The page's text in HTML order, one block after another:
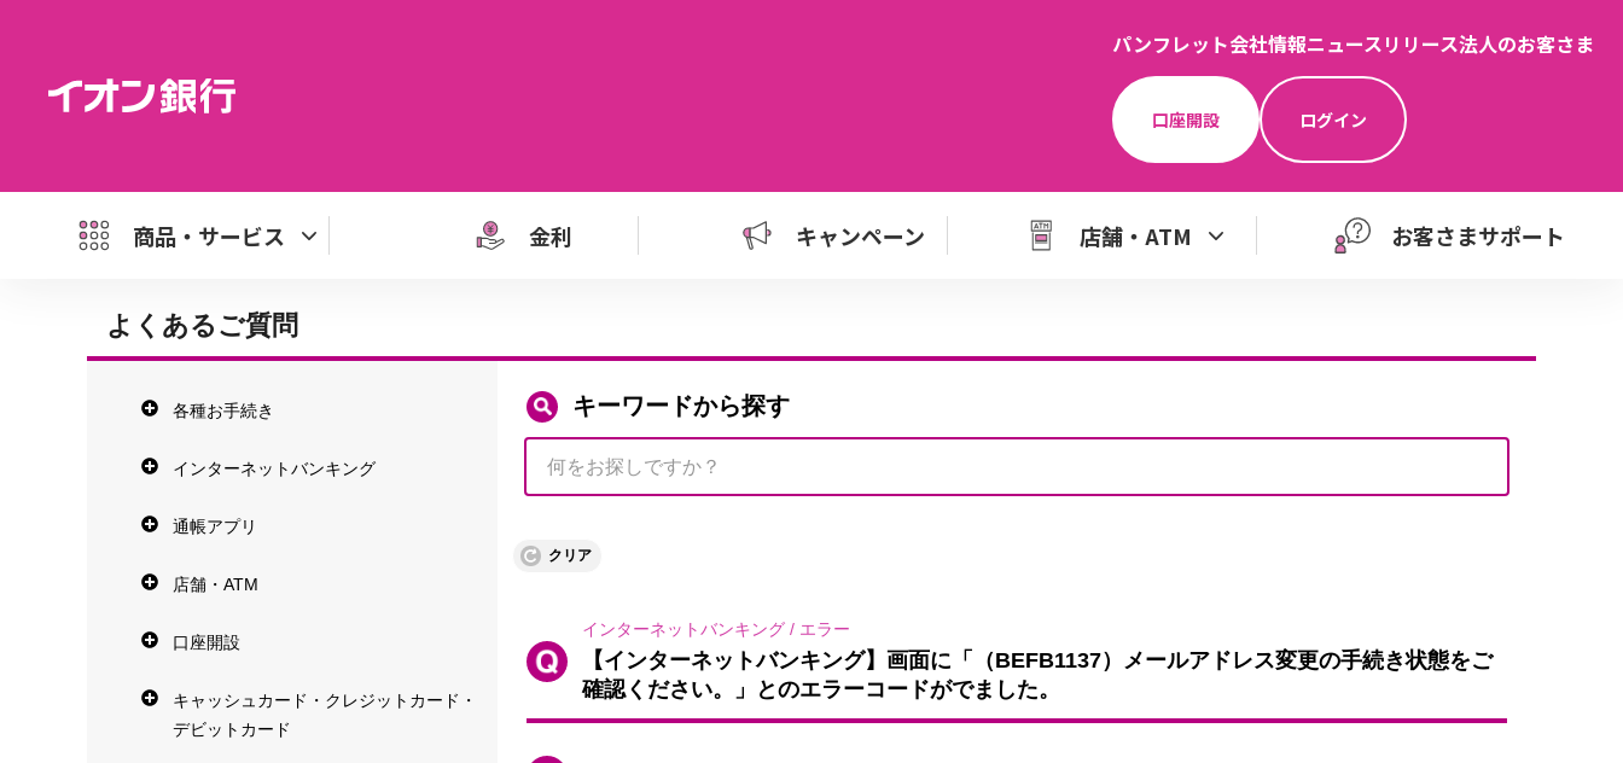
パンフレット会社情報ニュースリリース法人のお客さま
口座開設 ログイン
商品・サービス 金利 キャンペーン 店舗・ATM お客さまサポート
よくあるご質問
各種お手続き
インターネットバンキング
通帳アプリ
店舗・ATM
口座開設
キャッシュカード・クレジットカード・
デビットカード
キーワードから探す
クリア
インターネットバンキング / エラー
【インターネットバンキング】画面に「（BEFB1137）メールアドレス変更の手続き状態をご
確認ください。」とのエラーコードがでました。